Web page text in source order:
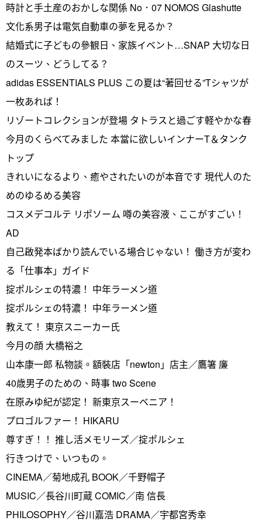
時計と手土産のおかしな関係 No．07 NOMOS Glashutte
文化系男子は電気自動車の夢を見るか？
結婚式に子どもの參観日、家族イベント…SNAP 大切な日
のスーツ、どうしてる？
adidas ESSENTIALS PLUS この夏は“著回せる”Tシャツが
一枚あれば！
リゾートコレクションが登場 タトラスと過ごす軽やかな春
今月のくらべてみました 本當に欲しいインナーT＆タンク
トップ
きれいになるより、癒やされたいのが本音です 現代人のた
めのゆるめる美容
コスメデコルテ リポソーム 噂の美容液、ここがすごい！
AD
自己啟発本ばかり読んでいる場合じゃない！ 働き方が変わ
る「仕事本」ガイド
掟ポルシェの特濃！ 中年ラーメン道
掟ポルシェの特濃！ 中年ラーメン道
教えて！ 東京スニーカー氏
今月の顔 大橋裕之
山本康一郎 私物談。額裝店「newton」店主／鷹箸 廉
40歳男子のための、時事 two Scene
在原みゆ紀が認定！ 新東京スーベニア！
プロゴルファー！ HIKARU
尊すぎ！！ 推し活メモリーズ／掟ポルシェ
行きつけで、いつもの。
CINEMA／菊地成孔 BOOK／千野帽子
MUSIC／長谷川町蔵 COMIC／南 信長
PHILOSOPHY／谷川嘉浩 DRAMA／宇都宮秀幸